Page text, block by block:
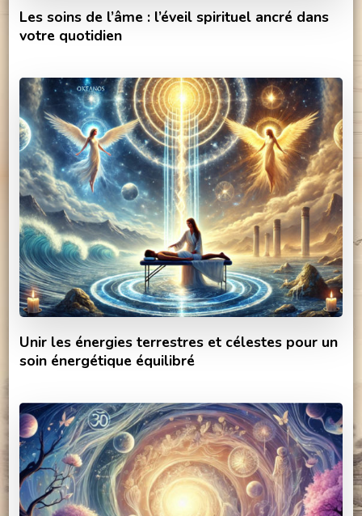
Les soins de l’âme : l’éveil spirituel ancré dans
votre quotidien
Unir les énergies terrestres et célestes pour un
soin énergétique équilibré